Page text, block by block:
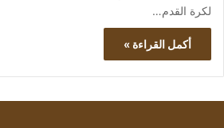
لكرة القدم…
أكمل القراءة »